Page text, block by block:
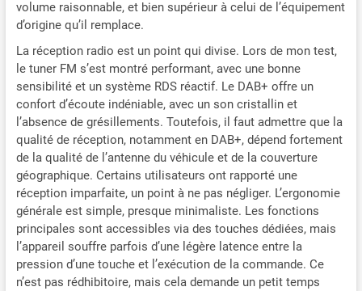
volume raisonnable, et bien supérieur à celui de l’équipement
d’origine qu’il remplace.
La réception radio est un point qui divise. Lors de mon test,
le tuner FM s’est montré performant, avec une bonne
sensibilité et un système RDS réactif. Le DAB+ offre un
confort d’écoute indéniable, avec un son cristallin et
l’absence de grésillements. Toutefois, il faut admettre que la
qualité de réception, notamment en DAB+, dépend fortement
de la qualité de l’antenne du véhicule et de la couverture
géographique. Certains utilisateurs ont rapporté une
réception imparfaite, un point à ne pas négliger. L’ergonomie
générale est simple, presque minimaliste. Les fonctions
principales sont accessibles via des touches dédiées, mais
l’appareil souffre parfois d’une légère latence entre la
pression d’une touche et l’exécution de la commande. Ce
n’est pas rédhibitoire, mais cela demande un petit temps